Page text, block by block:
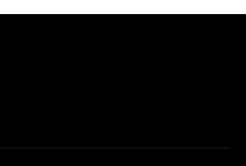
đến đến